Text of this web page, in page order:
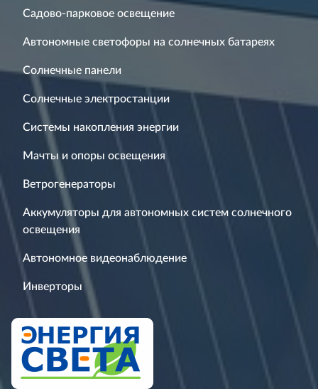
Садово-парковое освещение
Автономные светофоры на солнечных батареях
Солнечные панели
Солнечные электростанции
Системы накопления энергии
Мачты и опоры освещения
Ветрогенераторы
Аккумуляторы для автономных систем солнечного
освещения
Автономное видеонаблюдение
Инверторы